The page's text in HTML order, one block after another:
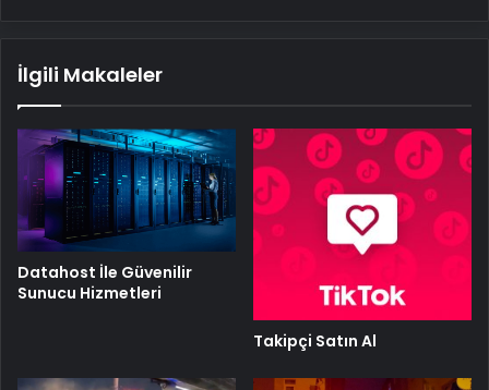
İlgili Makaleler
Datahost İle Güvenilir
Sunucu Hizmetleri
Takipçi Satın Al